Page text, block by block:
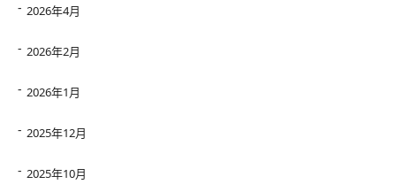
2026年4月
2026年2月
2026年1月
2025年12月
2025年10月